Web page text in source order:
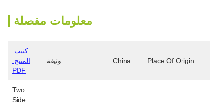
معلومات مفصلة
Place Of Origin:
China وثيقة:
PDF
Two
Side